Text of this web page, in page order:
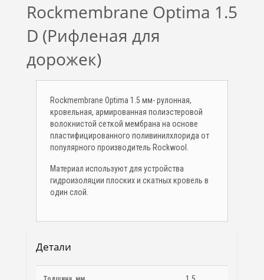
Rockmembrane Optima 1.5
D (Рифленая для
дорожек)
Rockmembrane Optima 1.5 мм- рулонная,
кровельная, армированная полиэстеровой
волокнистой сеткой мембрана на основе
пластифицированного поливинилхлорида от
популярного производитель Rockwool.
Материал используют для устройства
гидроизоляции плоских и скатных кровель в
один слой.
Детали